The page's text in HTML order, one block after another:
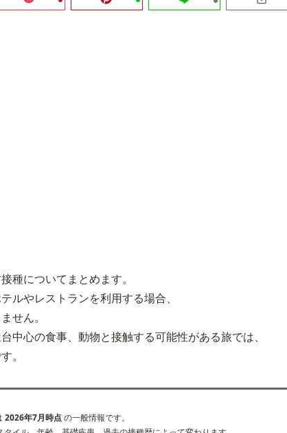
種についてまとめます。
ルやレストランを利用する場合、
せん。
中心の食事、動物と接触する可能性がある旅では、
。
2026年7月時点の一般情報です。